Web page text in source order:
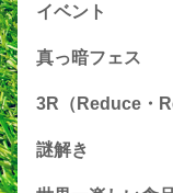
イベント
真っ暗フェス
3R（Reduce・
謎解き